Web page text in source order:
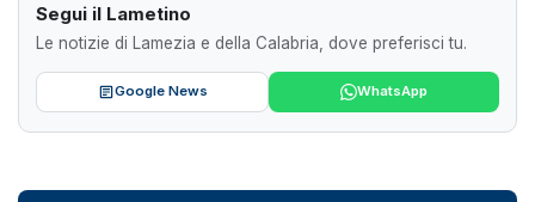
Segui il Lametino
Le notizie di Lamezia e della Calabria, dove preferisci tu.
Google News WhatsApp